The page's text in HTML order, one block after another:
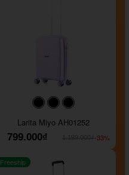
#000000#000000
Larita Miyo AH01252
799.000₫
-33%
Freeship